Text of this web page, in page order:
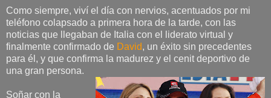
Como siempre, viví el día con nervios, acentuados por mi
teléfono colapsado a primera hora de la tarde, con las
noticias que llegaban de Italia con el liderato virtual y
finalmente confirmado de David, un éxito sin precedentes
para él, y que confirma la madurez y el cenit deportivo de
una gran persona.
Soñar con la